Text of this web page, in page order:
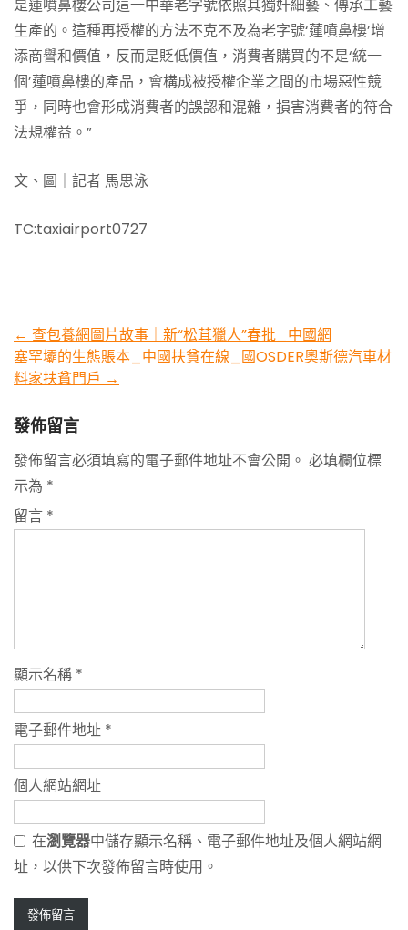
是蓮噴鼻樓公司這一中華老字號依照其獨奸細藝、傳承工藝
生產的。這種再授權的方法不克不及為老字號‘蓮噴鼻樓’增
添商譽和價值，反而是貶低價值，消費者購買的不是‘統一
個’蓮噴鼻樓的產品，會構成被授權企業之間的市場惡性競
爭，同時也會形成消費者的誤認和混雜，損害消費者的符合
法規權益。”
文、圖｜記者 馬思泳
TC:taxiairport0727
Post
navigation
← 查包養網圖片故事｜新“松茸獵人”春批_中國網
塞罕壩的生態賬本_中國扶貧在線_國OSDER奧斯德汽車材
料家扶貧門戶 →
發佈留言
發佈留言必須填寫的電子郵件地址不會公開。 必填欄位標
示為 *
留言 *
顯示名稱 *
電子郵件地址 *
個人網站網址
在瀏覽器中儲存顯示名稱、電子郵件地址及個人網站網
址，以供下次發佈留言時使用。